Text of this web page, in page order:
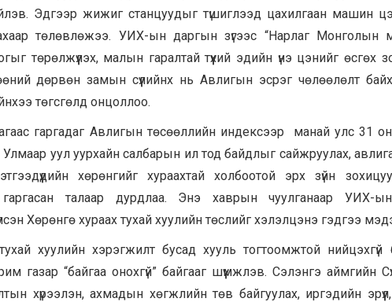
Эдгээр жижиг станцуудыг түшиглээд цахилгаан машин
төлөвлөжээ. УИХ-ын даргын зүгээс “Нарлаг Монголын
төрөлжүүлэх, малын гаралтай түүхий эдийн үнэ цэнийг өсгөх
дөрвөн замын сүүлийнх нь Авлигын эсрэг чөлөөлөлт
төгсгөлд онцоллоо.
гаргадаг Авлигын төсөөллийн индексээр манай улс 31
Улмаар уул уурхайн салбарын ил тод байдлыг сайжруулах,
хөрөнгийг хураахтай холбоотой эрх зүйн
талаар дурдлаа. Энэ хаврын чуулганаар УИХ-ын
Хөрөнгө хураах тухай хуулийн төслийг хэлэлцэнэ гэдгээ
хуулийн хэрэгжилт бусад хууль тогтоомжтой нийцэхгүй
“байгаа онохгүй” байгааг шүүмжлэв. Сэлэнгэ аймгийн
хүрээлэн, ахмадын хөгжлийн төв байгуулах, иргэдийн